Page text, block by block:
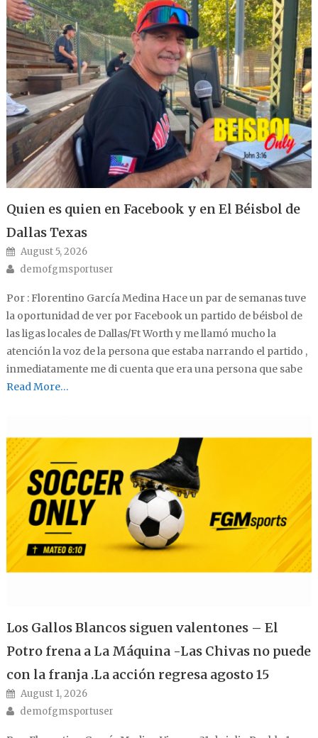
Quien es quien en Facebook y en El Béisbol de
Dallas Texas
Posted on
August 5, 2026
Author
demofgmsportuser
Por : Florentino García Medina Hace un par de semanas tuve
la oportunidad de ver por Facebook un partido de béisbol de
las ligas locales de Dallas/Ft Worth y me llamó mucho la
atención la voz de la persona que estaba narrando el partido ,
inmediatamente me di cuenta que era una persona que sabe
Read More…
Los Gallos Blancos siguen valentones – El
Potro frena a La Máquina -Las Chivas no puede
con la franja .La acción regresa agosto 15
Posted on
August 1, 2026
Author
demofgmsportuser